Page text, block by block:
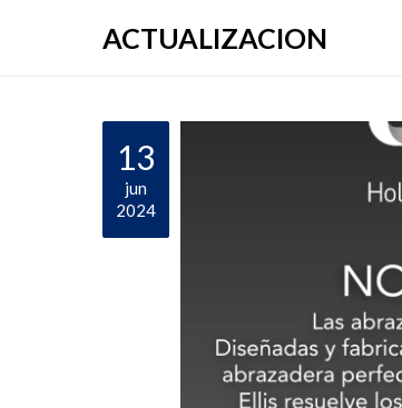
ACTUALIZACION
13
jun
2024